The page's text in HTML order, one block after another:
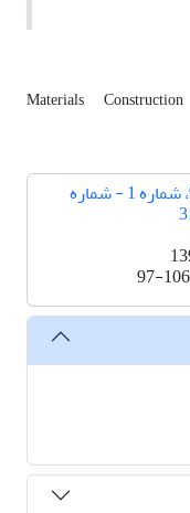
Materials Construction
دوره 9، شماره 1 - شماره
97-106